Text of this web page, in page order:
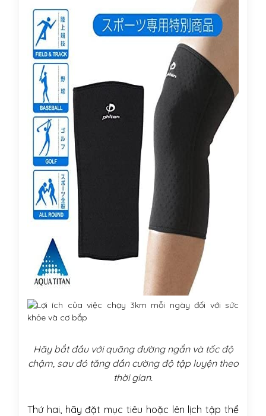
Hãy bắt đầu với quãng đường ngắn và tốc độ
chậm, sau đó tăng dần cường độ tập luyện theo
thời gian.
Thứ hai, hãy đặt mục tiêu hoặc lên lịch tập thể